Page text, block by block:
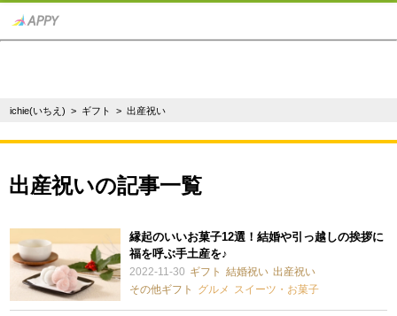
ichie(いちえ) > ギフト > 出産祝い
出産祝いの記事一覧
縁起のいいお菓子12選！結婚や引っ越しの挨拶に
福を呼ぶ手土産を♪
2022-11-30 ギフト 結婚祝い 出産祝い
その他ギフト
グルメ スイーツ・お菓子